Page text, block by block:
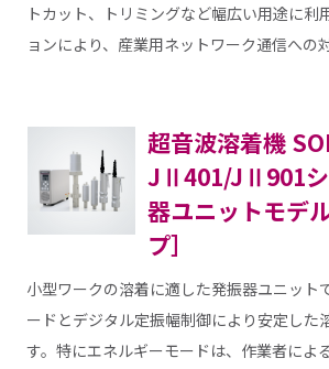
トカット、トリミングなど幅広い用途に利
ョンにより、産業用ネットワーク通信への
超音波溶着機
JⅡ401/JⅡ901シ
器ユニットモデ
プ］
小型ワークの溶着に適した発振器ユニット
ードとデジタル定振幅制御により安定した
す。特にエネルギーモードは、作業者によ